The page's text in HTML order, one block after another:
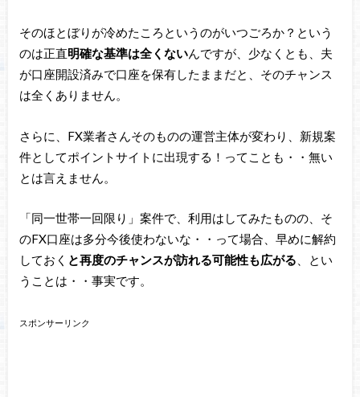
そのほとぼりが冷めたころというのがいつごろか？という
のは正直明確な基準は全くないんですが、少なくとも、夫
が口座開設済みで口座を保有したままだと、そのチャンス
は全くありません。
さらに、FX業者さんそのものの運営主体が変わり、新規案
件としてポイントサイトに出現する！ってことも・・無い
とは言えません。
「同一世帯一回限り」案件で、利用はしてみたものの、そ
のFX口座は多分今後使わないな・・って場合、早めに解約
しておく と再度のチャンスが訪れる可能性も広がる 、とい
うことは・・事実です。
スポンサーリンク